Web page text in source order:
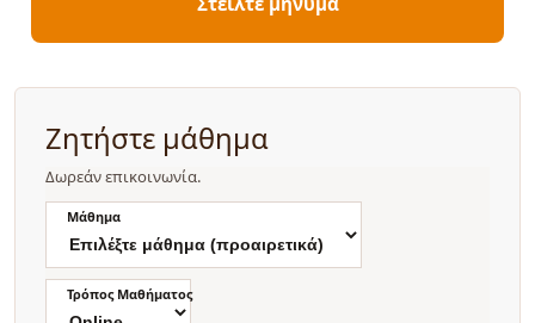
Ζητήστε μάθημα
Δωρεάν επικοινωνία.
Μάθημα
Τρόπος Μαθήματος